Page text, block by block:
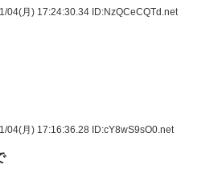
04(月) 17:24:30.34 ID:NzQCeCQTd.net
04(月) 17:16:36.28 ID:cY8wS9sO0.net